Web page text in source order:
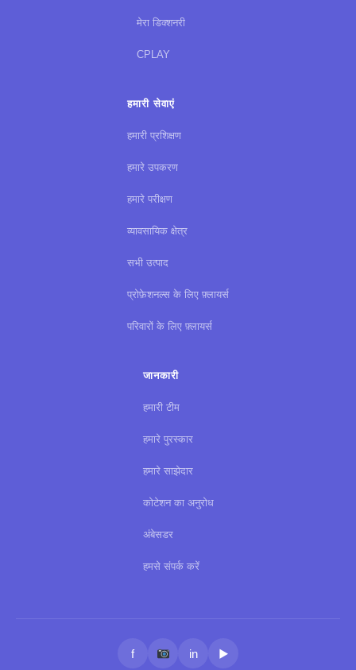
मेरा डिक्शनरी
CPLAY
हमारी सेवाएं
हमारी प्रशिक्षण
हमारे उपकरण
हमारे परीक्षण
व्यावसायिक क्षेत्र
सभी उत्पाद
प्रोफ़ेशनल्स के लिए फ़्लायर्स
परिवारों के लिए फ़्लायर्स
जानकारी
हमारी टीम
हमारे पुरस्कार
हमारे साझेदार
कोटेशन का अनुरोध
अंबेसडर
हमसे संपर्क करें
f in ▶